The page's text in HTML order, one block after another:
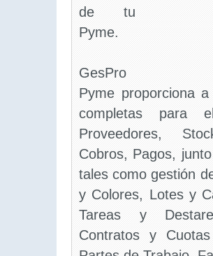
de tu
Pyme.
GesPro
Pyme proporciona
completas para
Proveedores,
Cobros, Pagos,
tales como gestión
y Colores, Lotes y
Tareas y
Contratos y